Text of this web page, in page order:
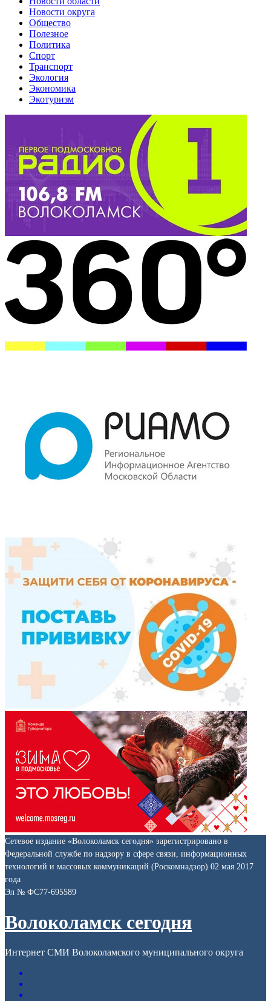
Новости округа
Общество
Полезное
Политика
Спорт
Транспорт
Экология
Экономика
Экотуризм
Сетевое издание «Волоколамск сегодня» зарегистрировано в
Федеральной службе по надзору в сфере связи, информационных
технологий и массовых коммуникаций (Роскомнадзор) 02 мая 2017
года
Эл № ФС77-695589
Волоколамск сегодня
Интернет СМИ Волоколамского муниципального округа